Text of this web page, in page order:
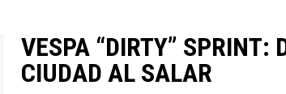
VESPA “DIRTY” SPRINT:
CIUDAD AL SALAR